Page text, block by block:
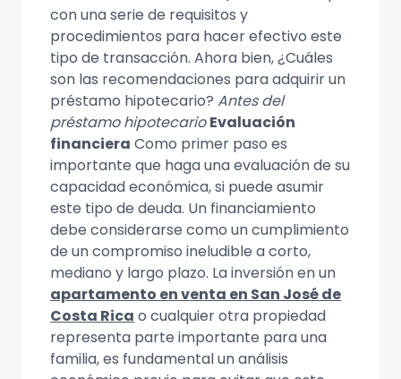
con una serie de requisitos y
procedimientos para hacer efectivo este
tipo de transacción. Ahora bien, ¿Cuáles
son las recomendaciones para adquirir un
préstamo hipotecario? Antes del
préstamo hipotecario Evaluación
financiera Como primer paso es
importante que haga una evaluación de su
capacidad económica, si puede asumir
este tipo de deuda. Un financiamiento
debe considerarse como un cumplimiento
de un compromiso ineludible a corto,
mediano y largo plazo. La inversión en un
apartamento en venta en San José de
Costa Rica o cualquier otra propiedad
representa parte importante para una
familia, es fundamental un análisis